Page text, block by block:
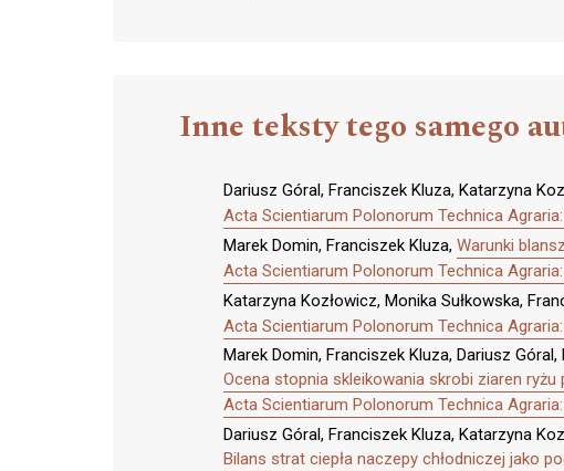
Inne teksty tego samego
Dariusz Góral, Franciszek Kluza, Katarzyna
Acta Scientiarum Polonorum Technica
Marek Domin, Franciszek Kluza, Warunki
Acta Scientiarum Polonorum Technica
Katarzyna Kozłowicz, Monika Sułkowska,
Acta Scientiarum Polonorum Technica
Marek Domin, Franciszek Kluza, Dariusz
Ocena stopnia skleikowania skrobi ziaren
Acta Scientiarum Polonorum Technica
Dariusz Góral, Franciszek Kluza, Katarzyna
Bilans strat ciepła naczepy chłodniczej jako